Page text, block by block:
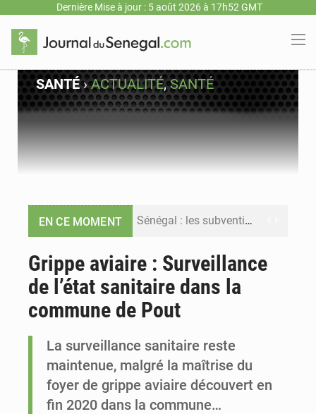
Dernière Mise à jour : 5 août 2026 à 17h52 GMT
SANTÉ›ACTUALITÉ,SANTÉ
EN CE MOMENT Sénégal : les subventions à l’énergie bondissent à 729 milliards FCFA pour contenir les prix des carburants et de l’électricité
Grippe aviaire : Surveillance
de l’état sanitaire dans la
commune de Pout
La surveillance sanitaire reste
maintenue, malgré la maîtrise du
foyer de grippe aviaire découvert en
fin 2020 dans la commune…